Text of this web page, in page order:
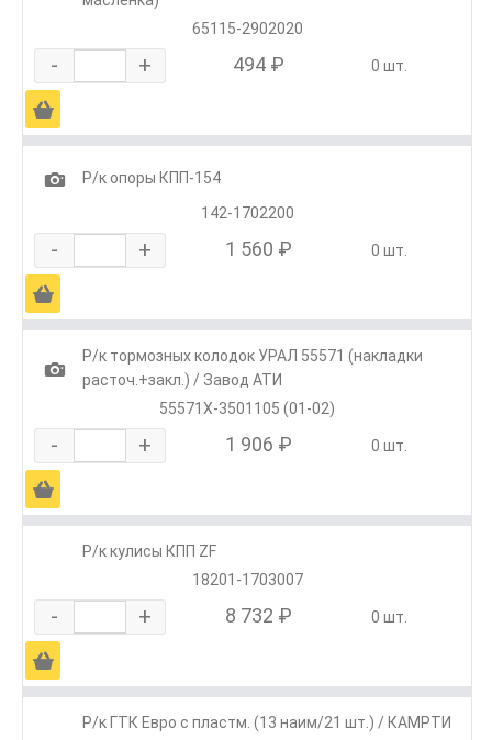
65115-2902020
- + 494 ₽ 0 шт.
Ä
1
Р/к опоры КПП-154
142-1702200
- + 1 560 ₽ 0 шт.
Ä
1
Р/к тормозных колодок УРАЛ 55571 (накладки
расточ.+закл.) / Завод АТИ
55571Х-3501105 (01-02)
- + 1 906 ₽ 0 шт.
Ä
Р/к кулисы КПП ZF
18201-1703007
- + 8 732 ₽ 0 шт.
Ä
Р/к ГТК Евро с пластм. (13 наим/21 шт.) / КАМРТИ